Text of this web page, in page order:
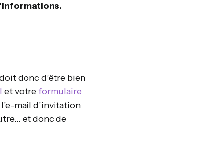
donc d’être bien
et votreformulaire
mail d’invitation
et donc de